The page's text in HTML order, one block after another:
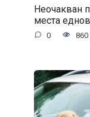
Неочакван
места
0 860